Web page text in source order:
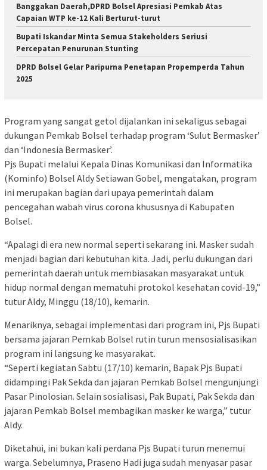
Banggakan Daerah,DPRD Bolsel Apresiasi Pemkab Atas
Capaian WTP ke-12 Kali Berturut-turut
Bupati Iskandar Minta Semua Stakeholders Seriusi
Percepatan Penurunan Stunting
DPRD Bolsel Gelar Paripurna Penetapan Propemperda Tahun
2025
Program yang sangat getol dijalankan ini sekaligus sebagai
dukungan Pemkab Bolsel terhadap program ‘Sulut Bermasker’
dan ‘Indonesia Bermasker’.
Pjs Bupati melalui Kepala Dinas Komunikasi dan Informatika
(Kominfo) Bolsel Aldy Setiawan Gobel, mengatakan, program
ini merupakan bagian dari upaya pemerintah dalam
pencegahan wabah virus corona khususnya di Kabupaten
Bolsel.
“Apalagi di era new normal seperti sekarang ini. Masker sudah
menjadi bagian dari kebutuhan kita. Jadi, perlu dukungan dari
pemerintah daerah untuk membiasakan masyarakat untuk
hidup normal dengan mematuhi protokol kesehatan covid-19,”
tutur Aldy, Minggu (18/10), kemarin.
Menariknya, sebagai implementasi dari program ini, Pjs Bupati
bersama jajaran Pemkab Bolsel rutin turun mensosialisasikan
program ini langsung ke masyarakat.
“Seperti kegiatan Sabtu (17/10) kemarin, Bapak Pjs Bupati
didampingi Pak Sekda dan jajaran Pemkab Bolsel mengunjungi
Pasar Pinolosian. Selain sosialisasi, Pak Bupati, Pak Sekda dan
jajaran Pemkab Bolsel membagikan masker ke warga,” tutur
Aldy.
Diketahui, ini bukan kali perdana Pjs Bupati turun menemui
warga. Sebelumnya, Praseno Hadi juga sudah menyasar pasar